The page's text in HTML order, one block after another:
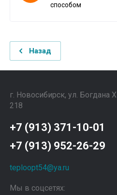
способом
Назад
г. Новосибирск, ул. Богдана
218
+7 (913) 371-10-01
+7 (913) 952-26-29
teploopt54@ya.ru
Мы в соцсетях: